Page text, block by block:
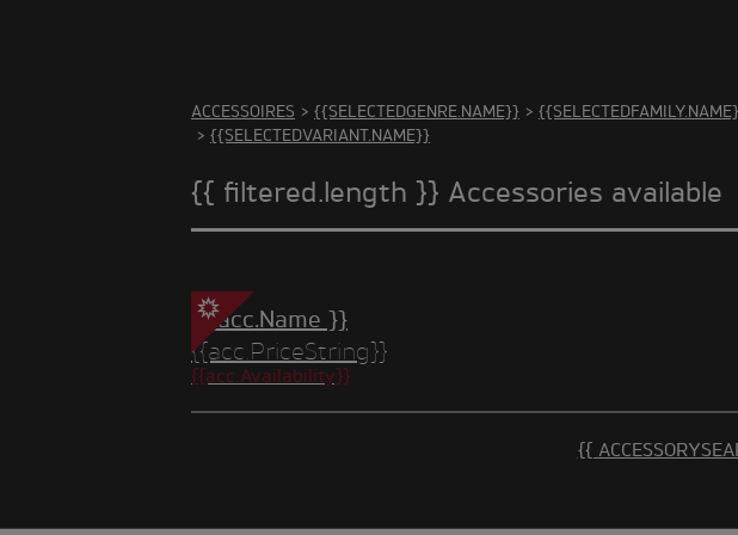
ACCESSOIRES > {{SELECTEDGENRE.NAME}} >
> {{SELECTEDVARIANT.NAME}}
{{ filtered.length }} Accessories available
{{ acc.Name }}
{{acc.PriceString}}
{{acc.Availability}}
{{